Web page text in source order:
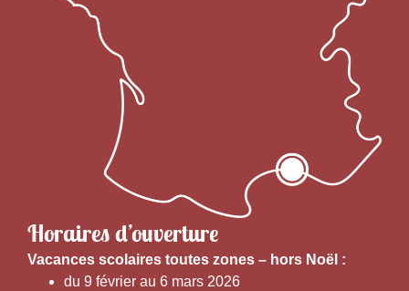
Horaires d’ouverture
Vacances scolaires toutes zones – hors Noël :
du 9 février au 6 mars 2026